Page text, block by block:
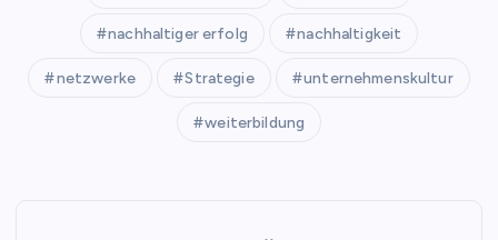
nachhaltiger erfolg nachhaltigkeit
netzwerke Strategie unternehmenskultur
weiterbildung